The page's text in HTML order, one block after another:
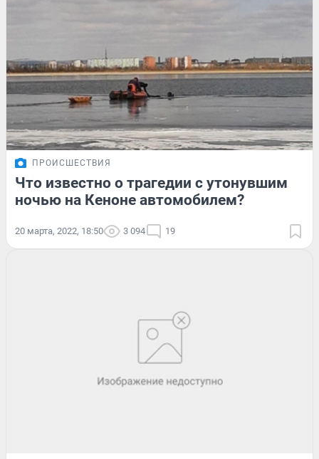
ПРОИСШЕСТВИЯ
Что известно о трагедии с утонувшим
ночью на Кеноне автомобилем?
20 марта, 2022, 18:50 3 094 19